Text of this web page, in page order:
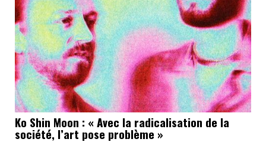
Ko Shin Moon : « Avec la radicalisation de la
société, l’art pose problème »